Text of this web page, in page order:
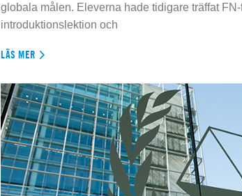
globala målen. Eleverna hade tidigare träffat
introduktionslektion och
LÄS MER